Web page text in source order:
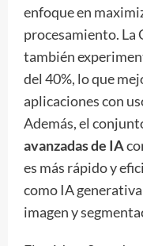
enfoque en
procesamiento. La
también
del 40%, lo que
aplicaciones con
Además, el
avanzadas de IA
es más rápido y
como IA
imagen y